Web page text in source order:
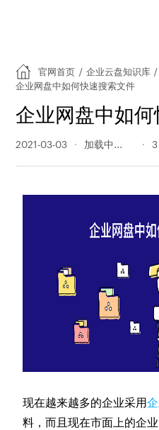
官网首页 / 企业云盘知识库 /
企业网盘中如何快速搜索文件
企业网盘中如
2021-03-03 696 阅读量 3
现在越来越多的企业采用
料，而且现在市面上的企